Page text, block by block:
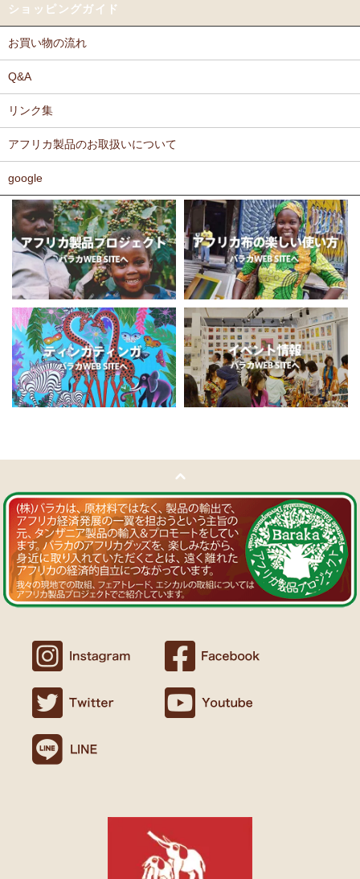
11/17：ティンガティンガ・アート～マサイの作品新入荷！
～木彫職人ハンドメイド
荷！
11/11：ティンガティンガ・アート～Sサイズの作品 新入荷！作家
名ごとに2つのカテゴリーでご紹介します
→ 作家名 A―L
11/10：ティンガティンガ・アート【会員様シークレットセール】
～ワケあり限定品入荷！
11/5：ティンガティンガ・アート～Lサイズの作品 新入荷！作家
名ごとに2つのカテゴリーでご紹介します
→ 作家名 A―L
→ 作家名 M―Z
11/5：ティンガティンガ・アート～チャリンダの作品コーナー新
入荷！
私たちバラカは、チャリンダが遺してくださった作品を、これか
らも大切に紹介してまいります。
11/4：ティンガティンガ・アート～マサイの作品新入荷！
ューナッツ＜素焼き＞ 賞味期限切れ大特価！～期間限定 在庫限り
11/1：【MOTTAINAI】～もったいないセール～タンザニア産カシ
ューナッツ＜うす塩＞ 賞味期限切れ大特価！
～期間限定 在庫限り
11/1：アフリカ・ガラスビーズ ジュエリー 新入荷！トレーディン
グビーズ～現地職人の特別注文による一点もの～
コーナー新入荷！～人気作家の作品限定入荷～
10/27：ティンガティンガ・アート～Sサイズの作品 新入荷！作家
名ごとに2つのカテゴリーでご紹介します
→ 作家名 A―L
→ 作家名 M―Z
10/24：
サリーコーナー新入荷！～天然素材 環境配慮したエシカル製品～
荷！～アフリカの色×こさえたん～
カンガ～アフリカの生活布～ 人気柄が限定数再入荷！現
以上に頑丈で持ちやすい。
Ｆさまより キテンゲ へのご感想
どのキテンゲも素敵な柄ばかりであれもこれも欲しかったのですが、
おこうと思っています。
ダンで北欧テイストを思わせるようなものもあったりして、毎回購入
するたびに嬉しく眺め入っております。
この布では何を作ろうか、どう飾ろうか・・・などと、想像力をかき
布の手触りもよく、縫いやすいので、大変気に入っております。
ホームページには目の詰まった綿素材のものを仕入れているとありま
したが、薄手のものや、ちょっと変わった素材のものも気になりま
す。常にたくさんの種類のあるカンガやキテンゲですが、新作新柄が
どんどん増えることを期待しております。
Ｔさまより ソープストーン絵皿へのご感想
アフリカン調の雑貨を並べて、玄関でキーを入れて見せるインテリア
として使っています。
重さがあり安定感があるので使いやすいと思います。
以前にもカンガを購入したのですが、気に入って毎日のように着てい
カンガスタイル、アフリカンファッションを広める活動中！
Ｍさまより カンガへのご感想
バラカのショップは、カンガも端処理してあってすぐ着れるし、カフ
タンも、このワンピースも、脇が大きく開いているので、素肌寝（家
でも外でも）にとてもイイと思う。
アフリカンピアス３７ カウボーンマーブルが届きました。
しっかりした作りでイメージ通りの品でした。
似たテイストのネックレスを持っていて、合わせるピアスを探してい
連絡や包装などもよかったです。
Ｏさまより キテンゲへのご感想
無事、商品受け取りました。ありがとうございますっ。
また、バラカさんのイベントにもお邪魔できたらと思います。
Ｓさまより あったか裏ボア！キテンゲ ネックウォーマー
ショッピングガイド
お買い物の流れ
Q&A
リンク集
アフリカ製品のお取扱いについて
google